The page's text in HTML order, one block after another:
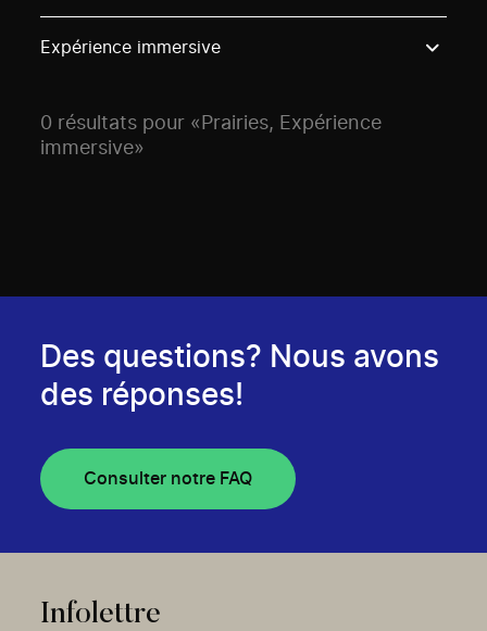
Expérience immersive
0 résultats pour «Prairies, Expérience
immersive»
Des questions? Nous avons
des réponses!
Consulter notre FAQ
Infolettre